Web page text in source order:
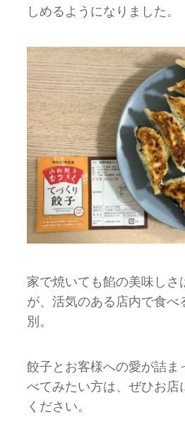
しめるようになりました。
家で焼いても餡の美味しさ
が、活気のある店内で食べ
別。
餃子とお客様への愛が詰ま
べてみたい方は、ぜひお店
ください。